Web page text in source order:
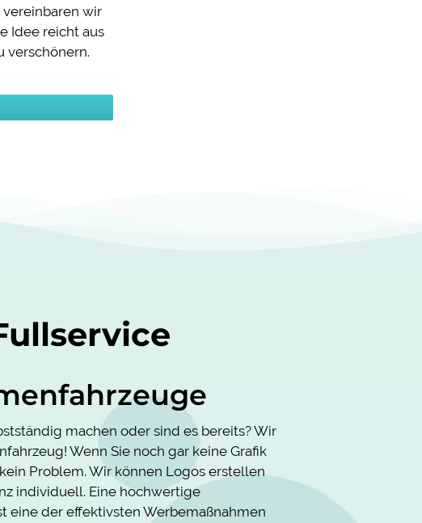
wir
Idee reicht aus
verschönern.
machen oder sind es bereits? Wir
Wenn Sie noch gar keine Grafik
Problem. Wir können Logos erstellen
individuell. Eine hochwertige
eine der effektivsten Werbemaßnahmen